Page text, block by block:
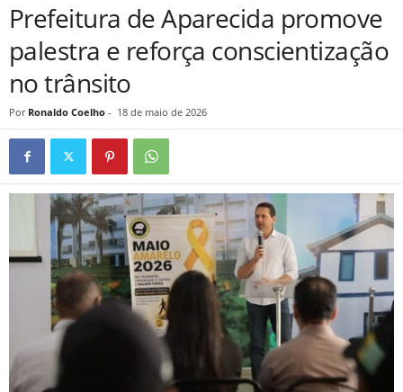
Prefeitura de Aparecida promove
palestra e reforça conscientização
no trânsito
Por Ronaldo Coelho - 18 de maio de 2026